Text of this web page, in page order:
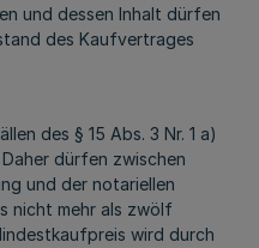
und dessen Inhalt dürfen
des Kaufvertrages
des § 15 Abs. 3 Nr. 1 a)
dürfen zwischen
und der notariellen
nicht mehr als zwölf
wird durch